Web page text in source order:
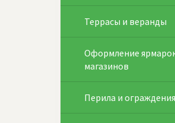
Террасы и веранды
Оформление
магазинов
Перила и ограждения